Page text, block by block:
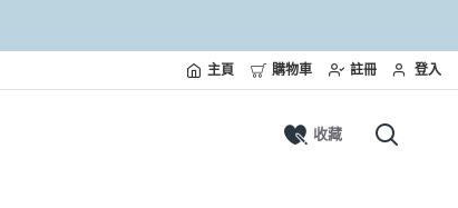
主頁 購物車 註冊 登入
收藏